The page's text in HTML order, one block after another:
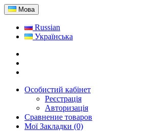
Мова
Russian
Українська
Особистий кабінет
Реєстрація
Авторизація
Сравнение товаров
Мої Закладки (0)